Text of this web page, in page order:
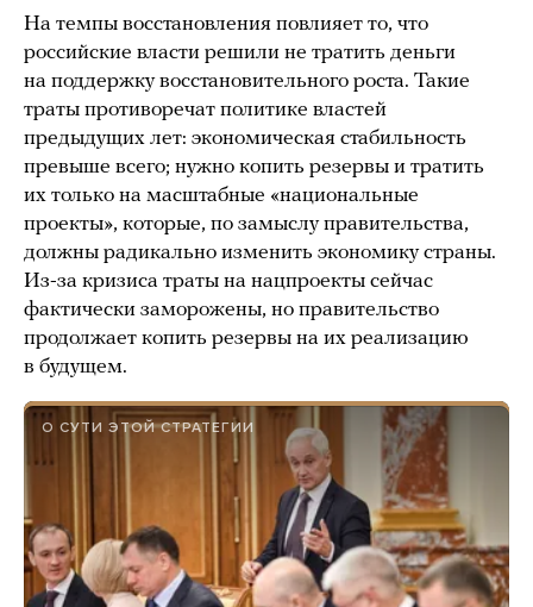
На темпы восстановления повлияет то, что
российские власти решили не тратить деньги
на поддержку восстановительного роста. Такие
траты противоречат политике властей
предыдущих лет: экономическая стабильность
превыше всего; нужно копить резервы и тратить
их только на масштабные «национальные
проекты», которые, по замыслу правительства,
должны радикально изменить экономику страны.
Из-за кризиса траты на нацпроекты сейчас
фактически заморожены, но правительство
продолжает копить резервы на их реализацию
в будущем.
О СУТИ ЭТОЙ СТРАТЕГИИ